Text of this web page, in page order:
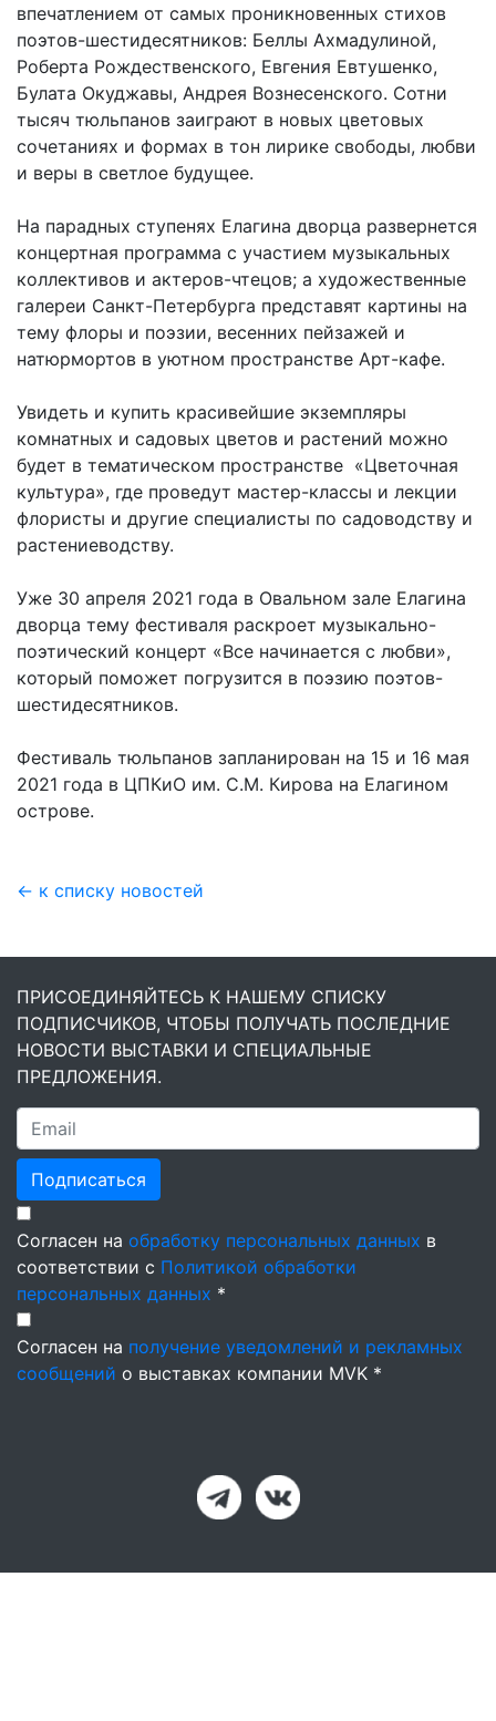
впечатлением от самых проникновенных стихов
поэтов-шестидесятников: Беллы Ахмадулиной,
Роберта Рождественского, Евгения Евтушенко,
Булата Окуджавы, Андрея Вознесенского. Сотни
тысяч тюльпанов заиграют в новых цветовых
сочетаниях и формах в тон лирике свободы, любви
и веры в светлое будущее.
На парадных ступенях Елагина дворца развернется
концертная программа с участием музыкальных
коллективов и актеров-чтецов; а художественные
галереи Санкт-Петербурга представят картины на
тему флоры и поэзии, весенних пейзажей и
натюрмортов в уютном пространстве Арт-кафе.
Увидеть и купить красивейшие экземпляры
комнатных и садовых цветов и растений можно
будет в тематическом пространстве «Цветочная
культура», где проведут мастер-классы и лекции
флористы и другие специалисты по садоводству и
растениеводству.
Уже 30 апреля 2021 года в Овальном зале Елагина
дворца тему фестиваля раскроет музыкально-
поэтический концерт «Все начинается с любви»,
который поможет погрузится в поэзию поэтов-
шестидесятников.
Фестиваль тюльпанов запланирован на 15 и 16 мая
2021 года в ЦПКиО им. С.М. Кирова на Елагином
острове.
← к списку новостей
ПРИСОЕДИНЯЙТЕСЬ К НАШЕМУ СПИСКУ
ПОДПИСЧИКОВ, ЧТОБЫ ПОЛУЧАТЬ ПОСЛЕДНИЕ
НОВОСТИ ВЫСТАВКИ И СПЕЦИАЛЬНЫЕ
ПРЕДЛОЖЕНИЯ.
Подписаться
Согласен на обработку персональных данных в
соответствии с Политикой обработки
персональных данных *
Согласен на получение уведомлений и рекламных
сообщений о выставках компании MVK *